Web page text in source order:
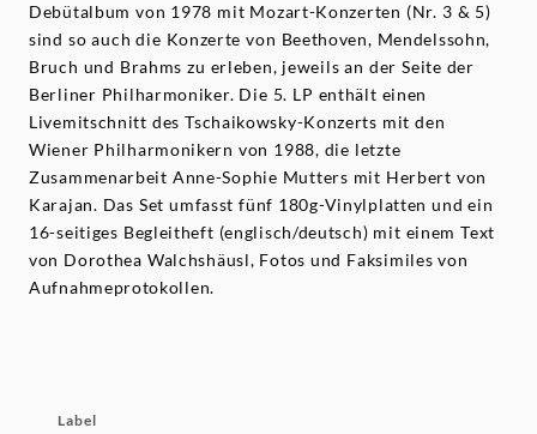
Debütalbum von 1978 mit Mozart-Konzerten (Nr. 3 & 5)
sind so auch die Konzerte von Beethoven, Mendelssohn,
Bruch und Brahms zu erleben, jeweils an der Seite der
Berliner Philharmoniker. Die 5. LP enthält einen
Livemitschnitt des Tschaikowsky-Konzerts mit den
Wiener Philharmonikern von 1988, die letzte
Zusammenarbeit Anne-Sophie Mutters mit Herbert von
Karajan. Das Set umfasst fünf 180g-Vinylplatten und ein
16-seitiges Begleitheft (englisch/deutsch) mit einem Text
von Dorothea Walchshäusl, Fotos und Faksimiles von
Aufnahmeprotokollen.
Label